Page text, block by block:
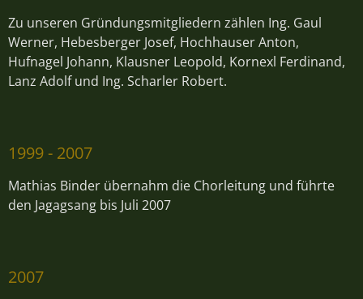
Zu unseren Gründungsmitgliedern zählen Ing. Gaul
Werner, Hebesberger Josef, Hochhauser Anton,
Hufnagel Johann, Klausner Leopold, Kornexl Ferdinand,
Lanz Adolf und Ing. Scharler Robert.
1999 - 2007
Mathias Binder übernahm die Chorleitung und führte
den Jagagsang bis Juli 2007
2007